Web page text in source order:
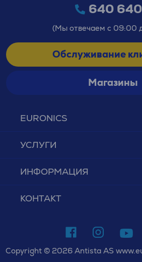
EURONICS
УСЛУГИ
ИНФОРМАЦИЯ
КОНТАКТ
640
(Мы отвечаем с 09:00
Обслуживание
Магазины
Copyright © 2026 Antista AS